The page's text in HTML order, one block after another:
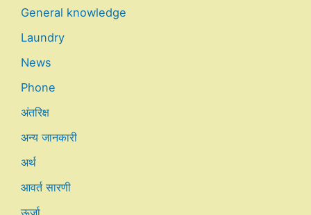
General knowledge
Laundry
News
Phone
अंतरिक्ष
अन्य जानकारी
अर्थ
आवर्त सारणी